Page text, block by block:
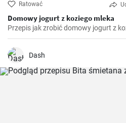
Ratować
Domowy jogurt z koziego mleka
Przepis jak zrobić domowy jogurt z
Dash